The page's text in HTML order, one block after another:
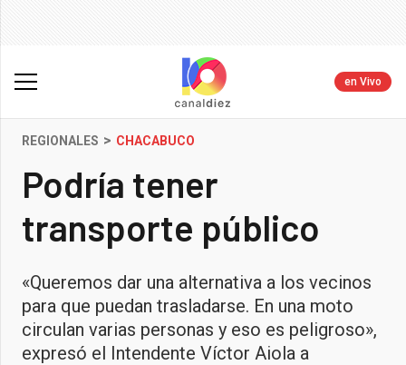
en Vivo
REGIONALES > CHACABUCO
Podría tener
transporte público
«Queremos dar una alternativa a los vecinos
para que puedan trasladarse. En una moto
circulan varias personas y eso es peligroso»,
expresó el Intendente Víctor Aiola a